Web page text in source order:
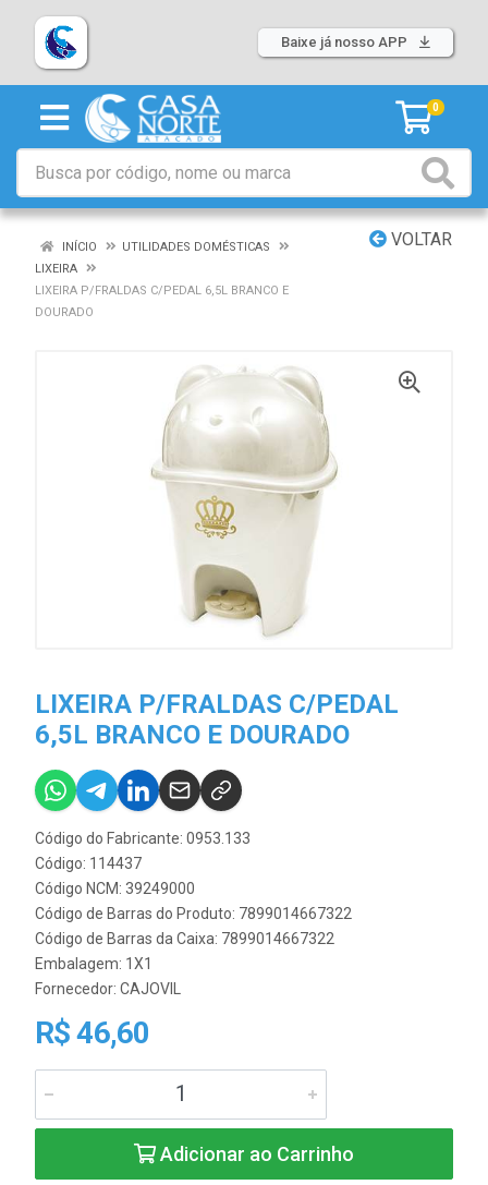
Baixe já nosso APP
0
VOLTAR
INÍCIO
UTILIDADES DOMÉSTICAS
LIXEIRA
LIXEIRA P/FRALDAS C/PEDAL 6,5L BRANCO E
DOURADO
LIXEIRA P/FRALDAS C/PEDAL
6,5L BRANCO E DOURADO
Código do Fabricante: 0953.133
Código: 114437
Código NCM: 39249000
Código de Barras do Produto: 7899014667322
Código de Barras da Caixa: 7899014667322
Embalagem: 1X1
Fornecedor: CAJOVIL
R$ 46,60
Adicionar ao Carrinho